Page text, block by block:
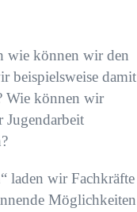
wie können wir den
beispielsweise damit
Wie können wir
laden wir Fachkräfte
Möglichkeiten